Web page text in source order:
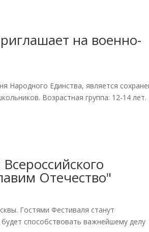
на военно-
Народного Единства, является
Возрастная группа: 12-14 лет.
Отечество"
Гостями Фестиваля станут
способствовать важнейшему делу